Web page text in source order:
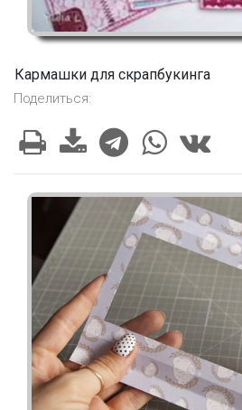
Кармашки для скрапбукинга
Поделиться: